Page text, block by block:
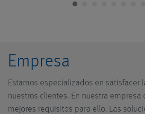
virutas
Empresa
Estamos especializados en satisfacer
nuestros clientes. En nuestra empresa
mejores requisitos para ello. Las